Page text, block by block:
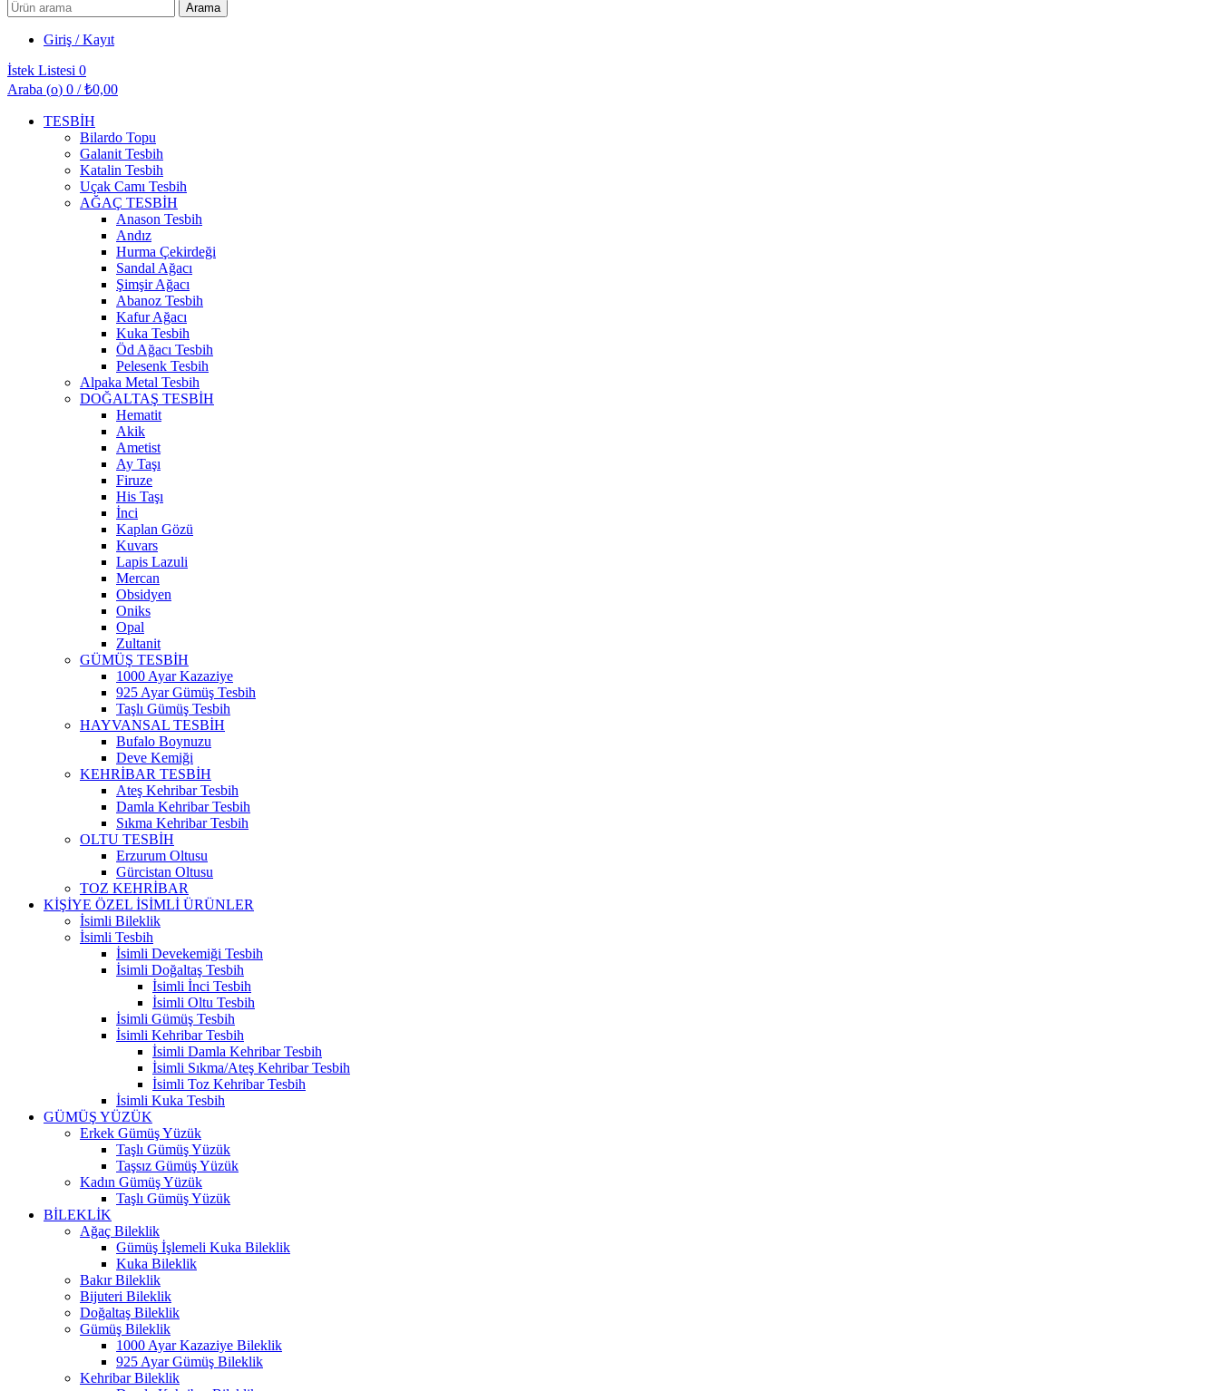
Arayın: Arama
Giriş / Kayıt
İstek Listesi 0
Araba (o) 0 / ₺0,00
TESBİH
Bilardo Topu
Galanit Tesbih
Katalin Tesbih
Uçak Camı Tesbih
AĞAÇ TESBİH
Anason Tesbih
Andız
Hurma Çekirdeği
Sandal Ağacı
Şimşir Ağacı
Abanoz Tesbih
Kafur Ağacı
Kuka Tesbih
Öd Ağacı Tesbih
Pelesenk Tesbih
Alpaka Metal Tesbih
DOĞALTAŞ TESBİH
Hematit
Akik
Ametist
Ay Taşı
Firuze
His Taşı
İnci
Kaplan Gözü
Kuvars
Lapis Lazuli
Mercan
Obsidyen
Oniks
Opal
Zultanit
GÜMÜŞ TESBİH
1000 Ayar Kazaziye
925 Ayar Gümüş Tesbih
Taşlı Gümüş Tesbih
HAYVANSAL TESBİH
Bufalo Boynuzu
Deve Kemiği
KEHRİBAR TESBİH
Ateş Kehribar Tesbih
Damla Kehribar Tesbih
Sıkma Kehribar Tesbih
OLTU TESBİH
Erzurum Oltusu
Gürcistan Oltusu
TOZ KEHRİBAR
KİŞİYE ÖZEL İSİMLİ ÜRÜNLER
İsimli Bileklik
İsimli Tesbih
İsimli Devekemiği Tesbih
İsimli Doğaltaş Tesbih
İsimli İnci Tesbih
İsimli Oltu Tesbih
İsimli Gümüş Tesbih
İsimli Kehribar Tesbih
İsimli Damla Kehribar Tesbih
İsimli Sıkma/Ateş Kehribar Tesbih
İsimli Toz Kehribar Tesbih
İsimli Kuka Tesbih
GÜMÜŞ YÜZÜK
Erkek Gümüş Yüzük
Taşlı Gümüş Yüzük
Taşsız Gümüş Yüzük
Kadın Gümüş Yüzük
Taşlı Gümüş Yüzük
BİLEKLİK
Ağaç Bileklik
Gümüş İşlemeli Kuka Bileklik
Kuka Bileklik
Bakır Bileklik
Bijuteri Bileklik
Doğaltaş Bileklik
Gümüş Bileklik
1000 Ayar Kazaziye Bileklik
925 Ayar Gümüş Bileklik
Kehribar Bileklik